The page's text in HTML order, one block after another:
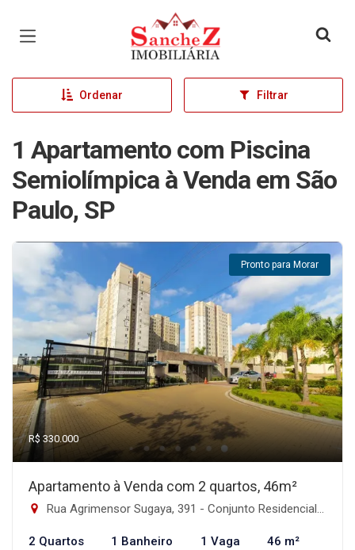
Página inicial
Ordenar Filtrar
1 Apartamento com Piscina
Semiolímpica à Venda em São
Paulo, SP
Pronto para Morar
R$ 330.000
Apartamento à Venda com 2 quartos, 46m²
Rua Agrimensor Sugaya, 391 - Conjunto Residencial José Bonifácio, São Paulo-SP
2 Quartos 1 Banheiro 1 Vaga 46 m²